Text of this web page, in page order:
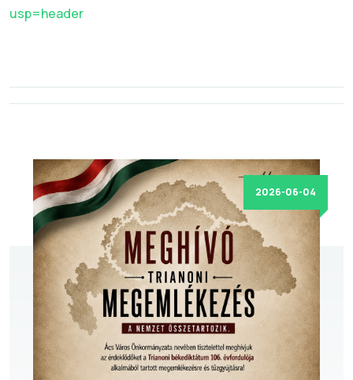
usp=header
2026-06-04